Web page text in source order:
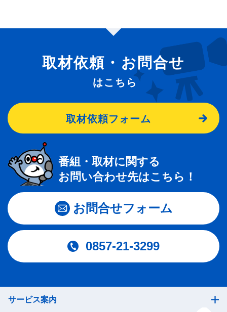
取材依頼・お問合せ
はこちら
取材依頼フォーム
番組・取材に関する
お問い合わせ先はこちら！
お問合せフォーム
0857-21-3299
サービス案内